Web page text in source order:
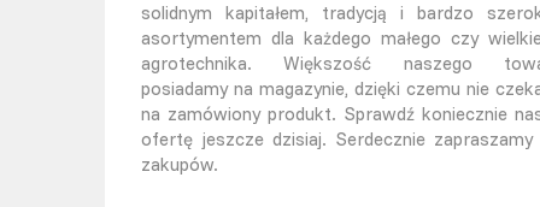
solidnym kapitałem, tradycją i bardzo
asortymentem dla każdego małego czy
agrotechnika. Większość naszego
posiadamy na magazynie, dzięki czemu nie
na zamówiony produkt. Sprawdź koniecznie
ofertę jeszcze dzisiaj. Serdecznie
zakupów.